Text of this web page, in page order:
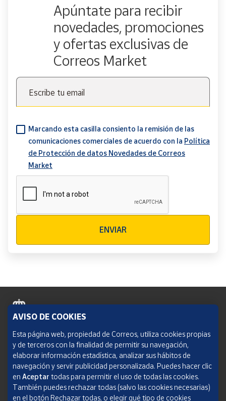
Apúntate para recibir
novedades, promociones
y ofertas exclusivas de
Correos Market
Escribe tu email
Marcando esta casilla consiento la remisión de las
comunicaciones comerciales de acuerdo con la Política
de Protección de datos Novedades de Correos
Market
ENVIAR
Política de cookies
Aviso legal
Condiciones del servicio
Política de Privacidad Web
AVISO DE COOKIES
Esta página web, propiedad de Correos, utiliza cookies propias
y de terceros con la finalidad de permitir su navegación,
elaborar información estadística, analizar sus hábitos de
navegación y servir publicidad personalizada. Puedes hacer clic
en Aceptar todas para permitir el uso de todas las cookies.
También puedes rechazar todas (salvo las cookies necesarias)
en el botón Rechazar todas, o elegir qué tipo de cookies